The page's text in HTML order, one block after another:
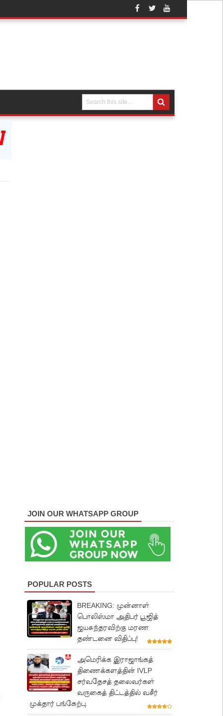
JOIN OUR WHATSAPP GROUP
POPULAR POSTS
BREAKING: முன்னாள்
பொலிஸ்மா அதிபர் பூஜித்
ஜயசுந்தரவிற்கு மரண
தண்டனை விதிப்பு!
அமெரிக்க இராஜாங்கத்
திணைக்களத்தின் IVLP
சர்வதேசத் தலைவர்கள்
வருகைத் திட்டத்தில் வசீர்
முக்தார் பங்கேற்பு.